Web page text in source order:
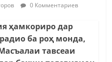
0 Комментариев
ҳамкориро дар
ба роҳ монда,
тавсеаи